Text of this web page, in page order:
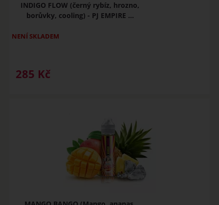
INDIGO FLOW (černý rybíz, hrozno,
borůvky, cooling) - PJ EMPIRE ...
NENÍ SKLADEM
285 Kč